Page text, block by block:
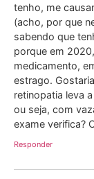
tenho, me
(acho, por que
sabendo que
porque em
medicamento,
estrago.
retinopatia leva
ou seja, com
exame verifica?
Responder